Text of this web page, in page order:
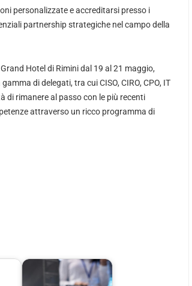
personalizzate e accreditarsi presso i
partnership strategiche nel campo della
Hotel di Rimini dal 19 al 21 maggio,
di delegati, tra cui CISO, CIRO, CPO, IT
di rimanere al passo con le più recenti
attraverso un ricco programma di